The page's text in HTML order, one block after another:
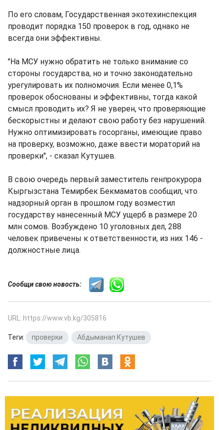
По его словам, Государственная экотехинспекция
проводит порядка 150 проверок в год, однако не
всегда они эффективны.
"На МСУ нужно обратить не только внимание со
стороны государства, но и точно законодательно
урегулировать их полномочия. Если менее 0,1%
проверок обоснованы и эффективны, тогда какой
смысл проводить их? Я не уверен, что проверяющие
бескорыстны и делают свою работу без нарушений.
Нужно оптимизировать госорганы, имеющие право
на проверку, возможно, даже ввести мораторий на
проверки", - сказал Кутушев.
В свою очередь первый заместитель генпрокурора
Кыргызстана Темирбек Бекмаматов сообщил, что
надзорный орган в прошлом году возместил
государству нанесенный МСУ ущерб в размере 20
млн сомов. Возбуждено 10 уголовных дел, 288
человек привечены к ответственности, из них 146 -
должностные лица.
Сообщи свою новость:
URL: https://www.vb.kg/305816
Теги: проверки Абдыманап Кутушев